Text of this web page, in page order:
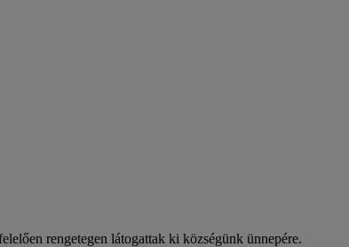
rengetegen látogattak ki községünk ünnepére.